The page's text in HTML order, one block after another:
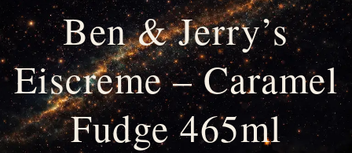
Ben & Jerry’s
Eiscreme – Caramel
Fudge 465ml